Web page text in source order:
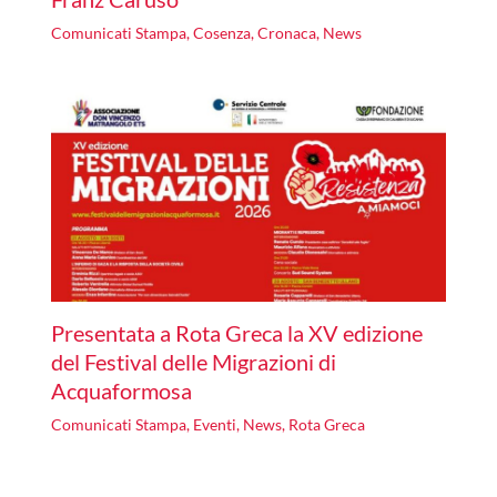
Comunicati Stampa,Cosenza,Cronaca, News
Presentata a Rota Greca la XV edizione
del Festival delle Migrazioni di
Acquaformosa
Comunicati Stampa, Eventi, News, Rota Greca